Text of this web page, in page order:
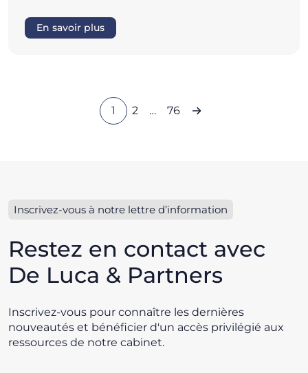
En savoir plus
1 2 … 76
Inscrivez-vous à notre lettre d’information
Restez en contact avec
De Luca & Partners
Inscrivez-vous pour connaître les dernières
nouveautés et bénéficier d'un accès privilégié aux
ressources de notre cabinet.